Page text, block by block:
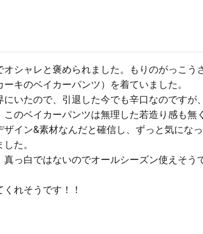
シャレと褒められました。もりのがっこう
キのベイカーパンツ）を着ていました。
いたので、引退した今でも辛口なのですが
のベイカーパンツは無理した若造り感も無
イン&素材なんだと確信し、ずっと気にな
た。
っ白ではないのでオールシーズン使えそう
れそうです！！